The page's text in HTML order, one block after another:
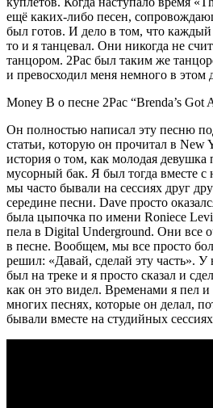
ещё каких-либо песен,
был готов. И дело в том, что каждый
то и я танцевал. Они никогда не
танцором. 2Pac был таким же
и превосходил меня немного в этом
Money B о песне 2Pac “Brenda’s Got
Он полностью написал эту песню
статьи, которую он прочитал в New
история о том, как молодая
мусорный бак. Я был тогда вместе с
мы часто бывали на сессиях друг
середине песни. Dave просто
была цыпочка по имени Roniece
пела в Digital Underground. Они все
в песне. Вообщем, мы все просто
решил: «Давай, сделай эту часть». У
был на треке и я просто сказал и
как он это видел. Временами я пел
многих песнях, которые он делал,
бывали вместе на студийных